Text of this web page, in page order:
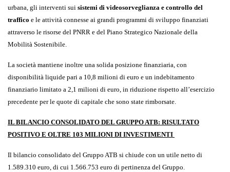
urbana, gli interventi sui sistemi di videosorveglianza e controllo del
traffico e le attività connesse ai grandi programmi di sviluppo finanziati
attraverso le risorse del PNRR e del Piano Strategico Nazionale della
Mobilità Sostenibile.
La società mantiene inoltre una solida posizione finanziaria, con
disponibilità liquide pari a 10,8 milioni di euro e un indebitamento
finanziario limitato a 2,1 milioni di euro, in riduzione rispetto all’esercizio
precedente per le quote di capitale che sono state rimborsate.
IL BILANCIO CONSOLIDATO DEL GRUPPO ATB: RISULTATO
POSITIVO E OLTRE 103 MILIONI DI INVESTIMENTI
Il bilancio consolidato del Gruppo ATB si chiude con un utile netto di
1.589.310 euro, di cui 1.566.753 euro di pertinenza del Gruppo.